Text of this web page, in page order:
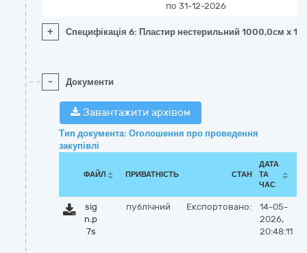
по 31-12-2026
+ Специфікація 6: Пластир нестерильний 1000,0см x
- Документи
Завантажити архівом
Тип документа: Оголошення про проведення
закупівлі
ФАЙЛ ПРИВАТНІСТЬ СТАН
ДАТА
ТА
ЧАС
sig
n.p
7s
публічний Експортовано:
14-05-
2026,
20:48:11